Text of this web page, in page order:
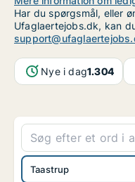
Har du spørgsmål, eller
Ufaglaertejobs.dk, kan
Nye i dag1.304
Taastrup